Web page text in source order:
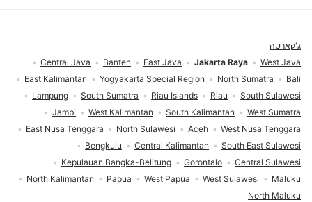
West Java
Jakarta Raya
East Java
Banten
Central Java
Bali
North Sumatra
Yogyakarta Special Region
East Kalimantan
South Sulawesi
Riau
Riau Islands
South Sumatra
Lampung
West Sumatra
South Kalimantan
West Kalimantan
Jambi
West Nusa Tenggara
Aceh
North Sulawesi
East Nusa Tenggara
South East Sulawesi
Central Kalimantan
Bengkulu
Central Sulawesi
Gorontalo
Kepulauan Bangka-Belitung
Maluku
West Sulawesi
West Papua
Papua
North Kalimantan
North Maluku
ג'קארטה